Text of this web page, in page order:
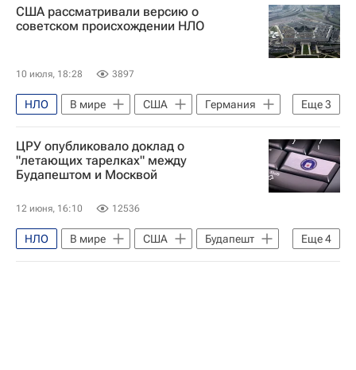
США рассматривали версию о
советском происхождении НЛО
10 июля, 18:28 3897
Еще3
НЛО В мире США
Германия
СССР
Дональд Трамп
Министерство обороны США
ЦРУ опубликовало доклад о
"летающих тарелках" между
Будапештом и Москвой
12 июня, 16:10 12536
Еще4
НЛО В мире США
Будапешт
Москва
Дональд Трамп